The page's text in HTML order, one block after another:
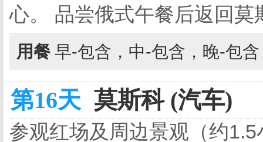
心。 品尝俄式午餐后返回
用餐 早-包含，中-包含，晚-包
第16天 莫斯科 (汽车)
参观红场及周边景观（约